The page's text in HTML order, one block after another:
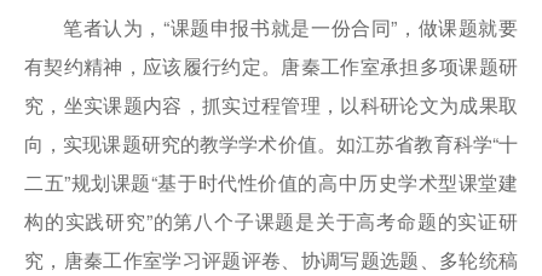
笔者认为，“课题申报书就是一份合同”，做课题就要
有契约精神，应该履行约定。唐秦工作室承担多项课题研
究，坐实课题内容，抓实过程管理，以科研论文为成果取
向，实现课题研究的教学学术价值。如江苏省教育科学“十
二五”规划课题“基于时代性价值的高中历史学术型课堂建
构的实践研究”的第八个子课题是关于高考命题的实证研
究，唐秦工作室学习评题评卷、协调写题选题、多轮统稿